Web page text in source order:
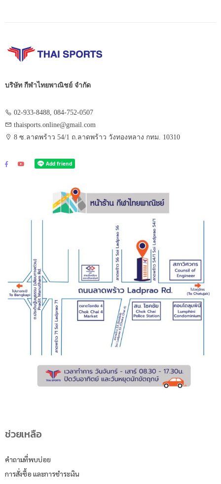
บริษัท กีฬาไทยพาณิชย์ จำกัด
02-933-8488, 084-752-0507
thaisports.online@gmail.com
8 ซ.ลาดพร้าว 54/1 ถ.ลาดพร้าว วังทองหลาง กทม. 10310
ช่วยเหลือ
คำถามที่พบบ่อย
การสั่งซื้อ และการชำระเงิน